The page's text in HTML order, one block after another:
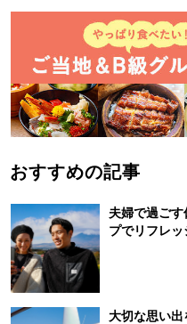
おすすめの記事
夫婦で過ご
プでリフレ
大切な思い